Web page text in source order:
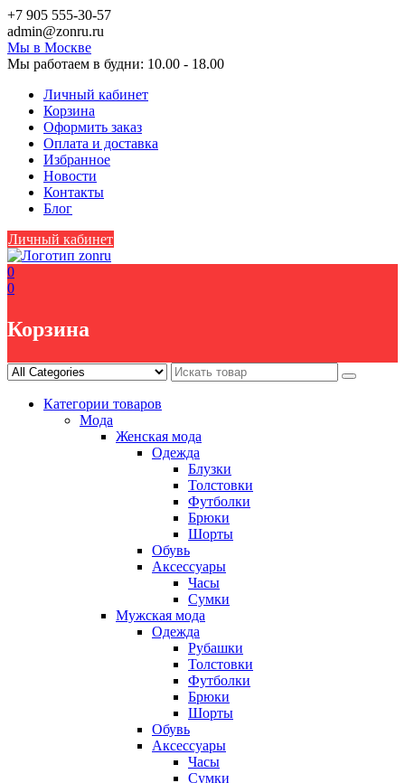
Skip
to
content
+7 905 555-30-57
аdmin@zоnru.ru
Мы в Москве
Мы работаем в будни: 10.00 - 18.00
Личный кабинет
Корзина
Оформить заказ
Оплата и доставка
Избранное
Новости
Контакты
Блог
Личный кабинет
0
0
Корзина
Категории товаров
Мода
Женская мода
Одежда
Блузки
Толстовки
Футболки
Брюки
Шорты
Обувь
Аксессуары
Часы
Сумки
Мужская мода
Одежда
Рубашки
Толстовки
Футболки
Брюки
Шорты
Обувь
Аксессуары
Часы
Сумки